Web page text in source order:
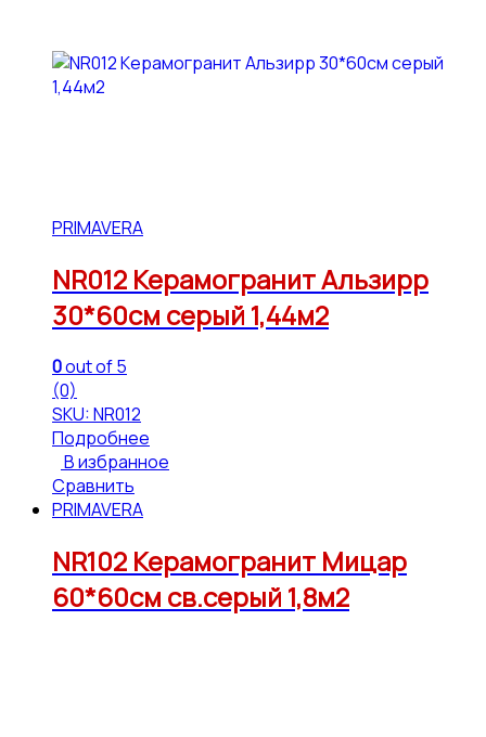
PRIMAVERA
NR012 Керамогранит Альзирр
30*60см серый 1,44м2
0out of 5
(0)
SKU: NR012
Подробнее
В избранное
Сравнить
PRIMAVERA
NR102 Керамогранит Мицар
60*60см св.серый 1,8м2